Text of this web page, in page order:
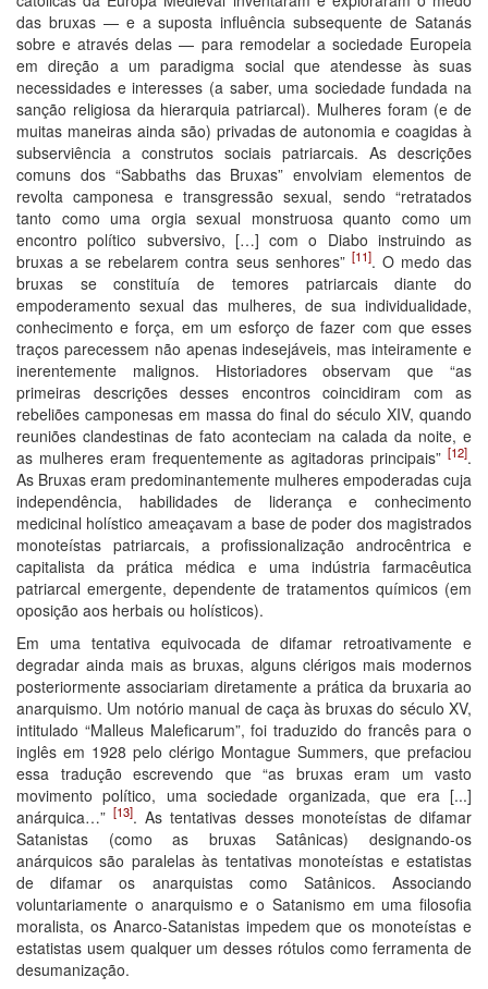
das bruxas — e a suposta influência subsequente de Satanás
sobre e através delas — para remodelar a sociedade Europeia
em direção a um paradigma social que atendesse às suas
necessidades e interesses (a saber, uma sociedade fundada na
sanção religiosa da hierarquia patriarcal). Mulheres foram (e de
muitas maneiras ainda são) privadas de autonomia e coagidas à
subserviência a construtos sociais patriarcais. As descrições
comuns dos “Sabbaths das Bruxas” envolviam elementos de
revolta camponesa e transgressão sexual, sendo “retratados
tanto como uma orgia sexual monstruosa quanto como um
encontro político subversivo, […] com o Diabo instruindo as
bruxas a se rebelarem contra seus senhores” [11]. O medo das
bruxas se constituía de temores patriarcais diante do
empoderamento sexual das mulheres, de sua individualidade,
conhecimento e força, em um esforço de fazer com que esses
traços parecessem não apenas indesejáveis, mas inteiramente e
inerentemente malignos. Historiadores observam que “as
primeiras descrições desses encontros coincidiram com as
rebeliões camponesas em massa do final do século XIV, quando
reuniões clandestinas de fato aconteciam na calada da noite, e
as mulheres eram frequentemente as agitadoras principais” [12].
As Bruxas eram predominantemente mulheres empoderadas cuja
independência, habilidades de liderança e conhecimento
medicinal holístico ameaçavam a base de poder dos magistrados
monoteístas patriarcais, a profissionalização androcêntrica e
capitalista da prática médica e uma indústria farmacêutica
patriarcal emergente, dependente de tratamentos químicos (em
oposição aos herbais ou holísticos).
Em uma tentativa equivocada de difamar retroativamente e
degradar ainda mais as bruxas, alguns clérigos mais modernos
posteriormente associariam diretamente a prática da bruxaria ao
anarquismo. Um notório manual de caça às bruxas do século XV,
intitulado “Malleus Maleficarum”, foi traduzido do francês para o
inglês em 1928 pelo clérigo Montague Summers, que prefaciou
essa tradução escrevendo que “as bruxas eram um vasto
movimento político, uma sociedade organizada, que era [...]
anárquica…”[13]. As tentativas desses monoteístas de difamar
Satanistas (como as bruxas Satânicas) designando-os
anárquicos são paralelas às tentativas monoteístas e estatistas
de difamar os anarquistas como Satânicos. Associando
voluntariamente o anarquismo e o Satanismo em uma filosofia
moralista, os Anarco-Satanistas impedem que os monoteístas e
estatistas usem qualquer um desses rótulos como ferramenta de
desumanização.